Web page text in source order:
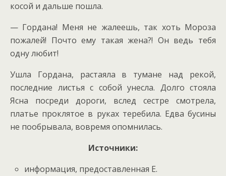
косой и дальше пошла.
— Гордана! Меня не жалеешь, так хоть Мороза
пожалей! Почто ему такая жена?! Он ведь тебя
одну любит!
Ушла Гордана, растаяла в тумане над рекой,
последние листья с собой унесла. Долго стояла
Ясна посреди дороги, вслед сестре смотрела,
платье проклятое в руках теребила. Едва бусины
не пообрывала, вовремя опомнилась.
Источники:
информация, предоставленная Е.